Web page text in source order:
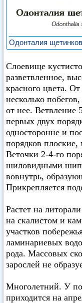
Одонталия
Слоевище
разветвленное,
красного цвета.
несколько
от нее. Ветвление
первых двух
односторонне и
порядков плоские,
Веточки 2-4-го
шиловидными
вовнутрь,
Прикрепляется
Растет на
на скалистом и
участков
ламинариевых
рода. Массовых
зарослей не
Многолетний. У
приходится на